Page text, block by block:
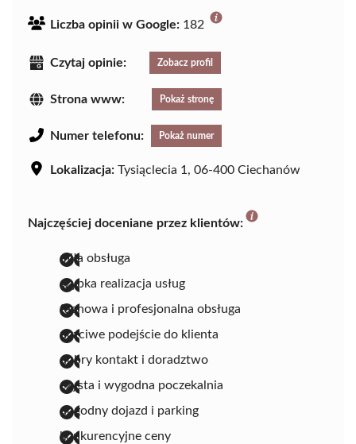
Liczba opinii w Google: 182
Czytaj opinie: Zobacz profil
Strona www: Pokaż stronę
Numer telefonu: Pokaż numer
Lokalizacja: Tysiąclecia 1, 06-400 Ciechanów
Najczęściej doceniane przez klientów:
miła obsługa
szybka realizacja usług
fachowa i profesjonalna obsługa
uczciwe podejście do klienta
dobry kontakt i doradztwo
czysta i wygodna poczekalnia
dogodny dojazd i parking
konkurencyjne ceny